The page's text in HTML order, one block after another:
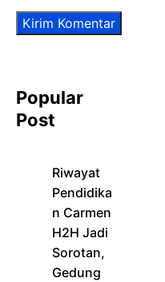
Popular
Post
Riwayat
Pendidika
n Carmen
H2H Jadi
Sorotan,
Gedung